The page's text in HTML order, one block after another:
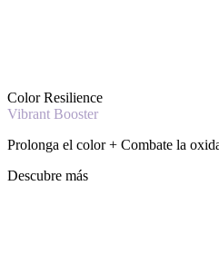
Color Resilience
Vibrant Booster
Prolonga el color + Combate la
Descubre más